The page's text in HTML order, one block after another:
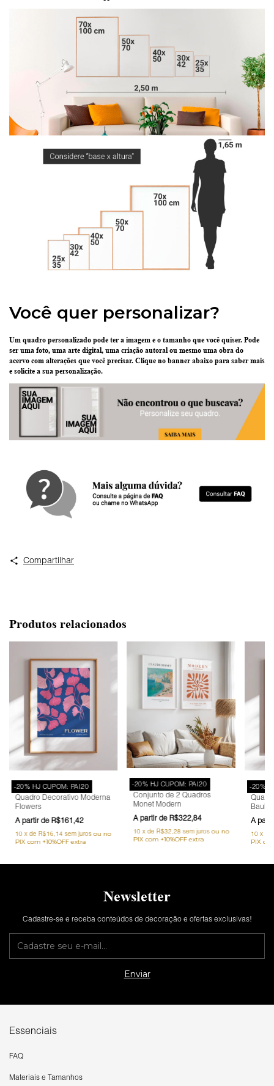
Você quer personalizar?
Um quadro personalizado pode ter a imagem e o tamanho que você quiser. Pode
ser uma foto, uma arte digital, uma criação autoral ou mesmo uma obra do
acervo com alterações que você precisar. Clique no banner abaixo para saber mais
e solicite a sua personalização.
Compartilhar
Produtos relacionados
-20% HJ CUPOM: PAI20
Quadro Decorativo Moderna
Flowers
R$161,42
10 xde R$16,14 sem juros
-20% HJ CUPOM: PAI20
Conjunto de 2 Quadros
Monet Modern
R$322,84
10 xde R$32,28 sem juros
-20%
10 x
Newsletter
Cadastre-se e receba conteúdos de decoração e ofertas exclusivas!
Essenciais
FAQ
Materiais e Tamanhos